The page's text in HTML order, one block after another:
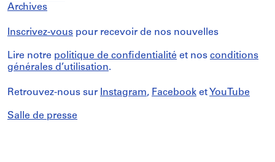
Archives
Inscrivez-vous pour recevoir de nos nouvelles
Lire notre politique de confidentialité et nos conditions
générales d’utilisation.
Retrouvez-nous sur Instagram, Facebook et YouTube
Salle de presse